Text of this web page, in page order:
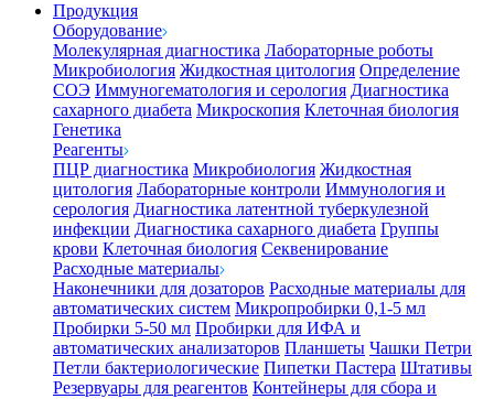
Продукция
Оборудование
Молекулярная диагностика Лабораторные роботы
Микробиология Жидкостная цитология Определение
СОЭ Иммуногематология и серология Диагностика
сахарного диабета Микроскопия Клеточная биология
Генетика
Реагенты
ПЦР диагностика Микробиология Жидкостная
цитология Лабораторные контроли Иммунология и
серология Диагностика латентной туберкулезной
инфекции Диагностика сахарного диабета Группы
крови Клеточная биология Секвенирование
Расходные материалы
Наконечники для дозаторов Расходные материалы для
автоматических систем Микропробирки 0,1-5 мл
Пробирки 5-50 мл Пробирки для ИФА и
автоматических анализаторов Планшеты Чашки Петри
Петли бактериологические Пипетки Пастера Штативы
Резервуары для реагентов Контейнеры для сбора и